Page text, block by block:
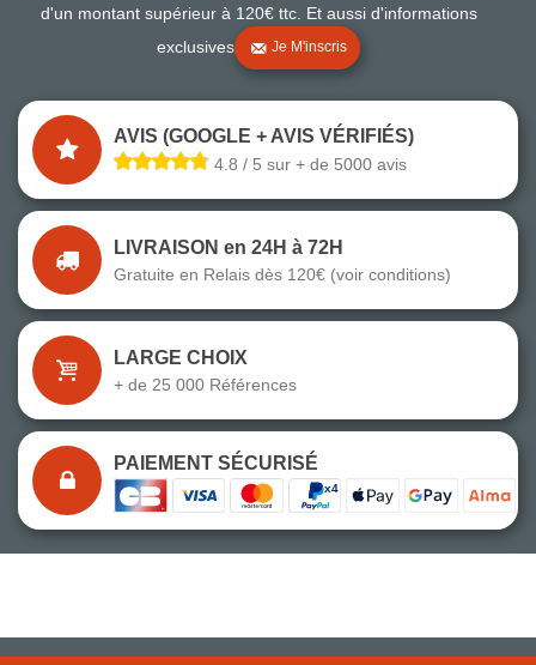
d'un montant supérieur à 120€ ttc. Et aussi d'informations
exclusives
Je M'inscris
AVIS (GOOGLE + AVIS VÉRIFIÉS)
4.8 / 5 sur + de 5000 avis
LIVRAISON en 24H à 72H
Gratuite en Relais dès 120€ (voir conditions)
LARGE CHOIX
+ de 25 000 Références
PAIEMENT SÉCURISÉ